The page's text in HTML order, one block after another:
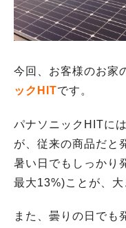
今回、お客様のお家
ックHITです。
パナソニックHITに
が、従来の商品だと
暑い日でもしっかり
最大13%)ことが、大
また、曇りの日でも